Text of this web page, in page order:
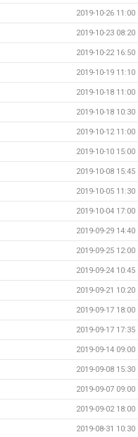
2019-10-26 11:00
2019-10-23 08:20
2019-10-22 16:50
2019-10-19 11:10
2019-10-18 11:00
2019-10-18 10:30
2019-10-12 11:00
2019-10-10 15:00
2019-10-08 15:45
2019-10-05 11:30
2019-10-04 17:00
2019-09-29 14:40
2019-09-25 12:00
2019-09-24 10:45
2019-09-21 10:20
2019-09-17 18:00
2019-09-17 17:35
2019-09-14 09:00
2019-09-08 15:30
2019-09-07 09:00
2019-09-02 18:00
2019-08-31 10:30